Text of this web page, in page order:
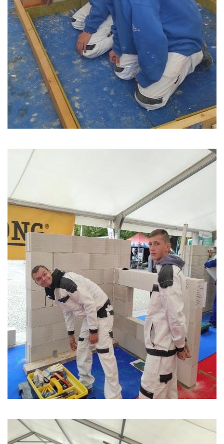
webu zmizí.
Marketing
Sdílením svých
zájmů a chování
při návštěvě
našich stránek
zvyšujete šanci na
zobrazení
personalizovaného
obsahu a nabídek.